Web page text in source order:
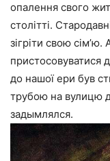
опалення свого
столітті.
зігріти свою
пристосовуватися
до нашої ери був
трубою на вулицю
задымлялся.